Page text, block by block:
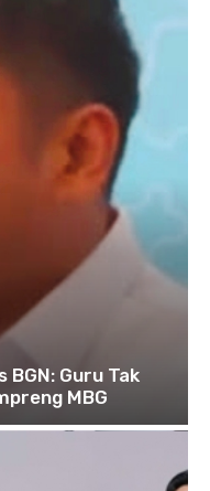
BGN: Guru Tak
MBG